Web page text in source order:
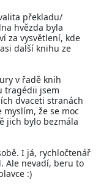
překladu/
hvězda byla
za vysvětlení, kde
další knihu ze
v řadě knih
tragédii jsem
dvaceti stranách
že se moc
jich bylo bezmála
I já, rychločtenář
Ale nevadí, beru to
:)